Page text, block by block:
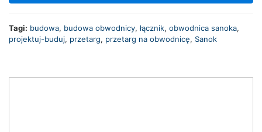
Tagi: budowa, budowa obwodnicy, łącznik, obwodnica sanoka,
projektuj-buduj, przetarg, przetarg na obwodnicę, Sanok